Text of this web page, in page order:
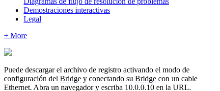
Demostraciones interactivas
Legal
+ More
Puede descargar el archivo de registro activando el modo de
configuración del Bridge y conectando su Bridge con un cable
Ethernet. Abra un navegador y escriba 10.0.0.10 en la URL.